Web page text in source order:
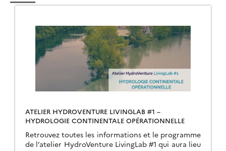
ATELIER HYDROVENTURE LIVINGLAB #1 –
HYDROLOGIE CONTINENTALE OPÉRATIONNELLE
Retrouvez toutes les informations et le programme
de l’atelier HydroVenture LivingLab #1 qui aura lieu